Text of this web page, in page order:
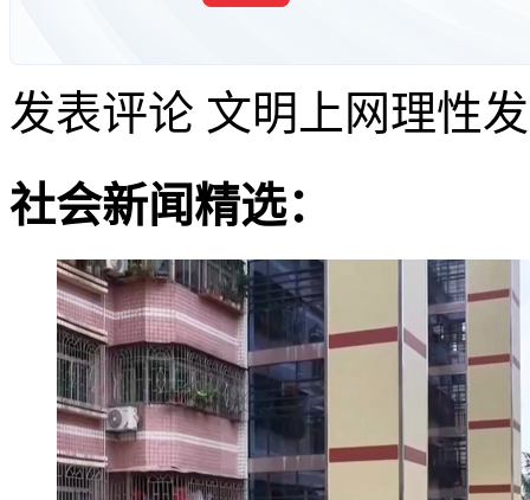
发表评论 文明上网理性
社会新闻精选：